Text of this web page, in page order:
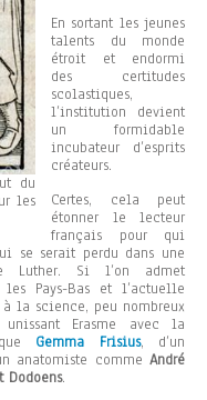
du
les
En sortant les jeunes
talents du monde
étroit et endormi
des certitudes
scolastiques,
l’institution devient
un formidable
incubateur d’esprits
créateurs.
Certes, cela peut
étonner le lecteur
français pour qui
se serait perdu dans une
Luther. Si l’on admet
Pays-Bas et l’actuelle
la science, peu nombreux
Erasme avec la
Gemma Frisius, d’un
anatomiste commeAndré
Dodoens.